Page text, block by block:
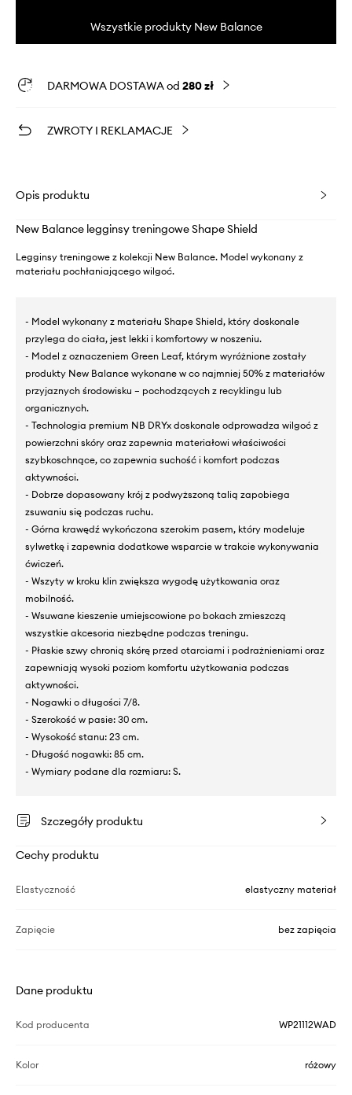
Wszystkie produkty New Balance
DARMOWA DOSTAWA od 280 zł
ZWROTY I REKLAMACJE
Opis produktu
New Balance legginsy treningowe Shape Shield
Legginsy treningowe z kolekcji New Balance. Model wykonany z
materiału pochłaniającego wilgoć.
- Model wykonany z materiału Shape Shield, który doskonale
przylega do ciała, jest lekki i komfortowy w noszeniu.
- Model z oznaczeniem Green Leaf, którym wyróżnione zostały
produkty New Balance wykonane w co najmniej 50% z materiałów
przyjaznych środowisku – pochodzących z recyklingu lub
organicznych.
- Technologia premium NB DRYx doskonale odprowadza wilgoć z
powierzchni skóry oraz zapewnia materiałowi właściwości
szybkoschnące, co zapewnia suchość i komfort podczas
aktywności.
- Dobrze dopasowany krój z podwyższoną talią zapobiega
zsuwaniu się podczas ruchu.
- Górna krawędź wykończona szerokim pasem, który modeluje
sylwetkę i zapewnia dodatkowe wsparcie w trakcie wykonywania
ćwiczeń.
- Wszyty w kroku klin zwiększa wygodę użytkowania oraz
mobilność.
- Wsuwane kieszenie umiejscowione po bokach zmieszczą
wszystkie akcesoria niezbędne podczas treningu.
- Płaskie szwy chronią skórę przed otarciami i podrażnieniami oraz
zapewniają wysoki poziom komfortu użytkowania podczas
aktywności.
- Nogawki o długości 7/8.
- Szerokość w pasie: 30 cm.
- Wysokość stanu: 23 cm.
- Długość nogawki: 85 cm.
- Wymiary podane dla rozmiaru: S.
Szczegóły produktu
Cechy produktu
Elastyczność elastyczny materiał
Zapięcie bez zapięcia
Dane produktu
Kod producenta WP21112WAD
Kolor różowy